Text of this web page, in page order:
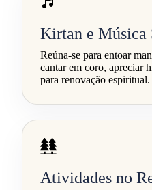
Kirtan e Música
Reúna-se para entoar
cantar em coro, apreciar
para renovação espiritual.
Atividades no